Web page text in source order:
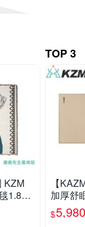
KZM
1.8k
毯/
露營
TOP 3
【
加厚舒
人床
露營床
$5,980